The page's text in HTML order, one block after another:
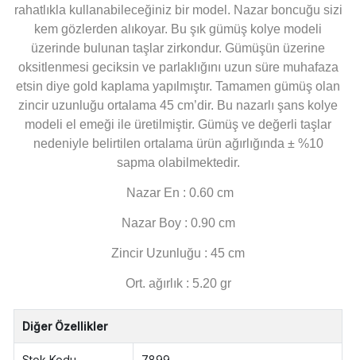
rahatlıkla kullanabileceğiniz bir model. Nazar boncuğu sizi
kem gözlerden alıkoyar. Bu şık gümüş kolye modeli
üzerinde bulunan taşlar zirkondur. Gümüşün üzerine
oksitlenmesi geciksin ve parlaklığını uzun süre muhafaza
etsin diye gold kaplama yapılmıştır. Tamamen gümüş olan
zincir uzunluğu ortalama 45 cm’dir. Bu nazarlı şans kolye
modeli el emeği ile üretilmiştir. Gümüş ve değerli taşlar
nedeniyle belirtilen ortalama ürün ağırlığında ± %10
sapma olabilmektedir.
Nazar En : 0.60 cm
Nazar Boy : 0.90 cm
Zincir Uzunluğu : 45 cm
Ort. ağırlık : 5.20 gr
Diğer Özellikler